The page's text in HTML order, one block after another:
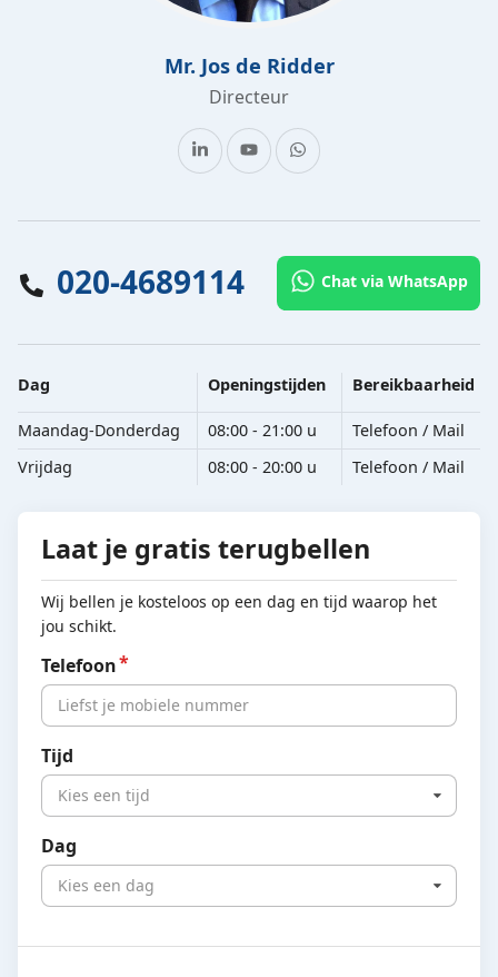
Mr. Jos de Ridder
Directeur
020-4689114 Chat via WhatsApp
Dag Openingstijden Bereikbaarheid
Maandag-Donderdag 08:00 - 21:00 u
Telefoon / Mail
Vrijdag
08:00 - 20:00 u Telefoon / Mail
Laat je gratis terugbellen
Wij bellen je kosteloos op een dag en tijd waarop het
jou schikt.
Telefoon
Tijd
Kies een tijd
Dag
Kies een dag